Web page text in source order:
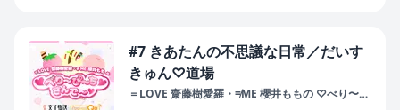
#7 きあたんの不思議な日常／だいす
きゅん♡道場
＝LOVE 齋藤樹愛羅・≠ME 櫻井ももの ♡べり〜